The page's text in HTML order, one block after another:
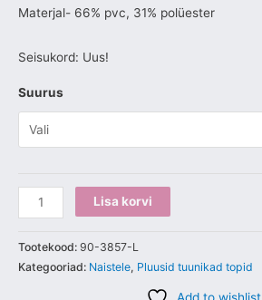
Materjal- 66% pvc, 31% polüester
Seisukord: Uus!
Suurus
Lisa korvi
Tootekood: 90-3857-L
Kategooriad: Naistele, Pluusid tuunikad topid
Add to wishlist